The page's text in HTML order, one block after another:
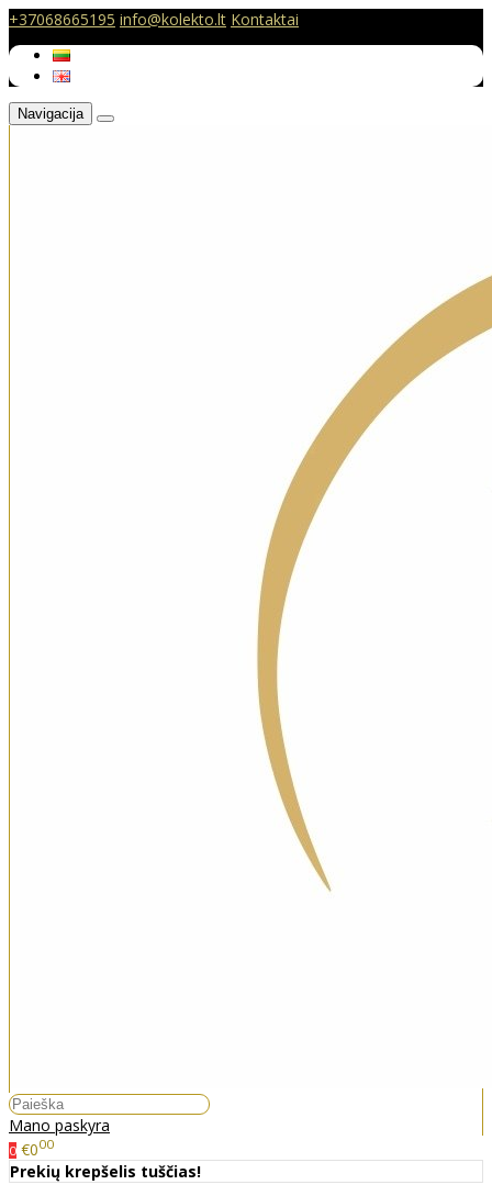
+37068665195 info@kolekto.lt Kontaktai
Navigacija
Mano paskyra
0 €000
Prekių krepšelis tuščias!